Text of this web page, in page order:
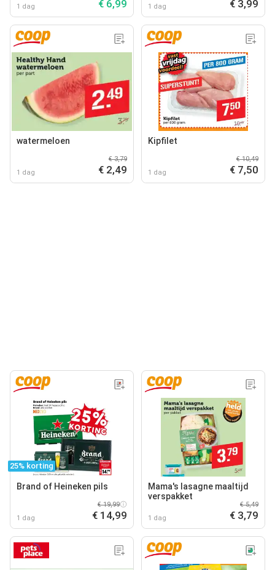
1 dag € 6,99 1 dag € 3,99
watermeloen
1 dag
€ 3,79
€ 2,49
Kipfilet
1 dag
€ 10,49
€ 7,50
25% korting
Brand of Heineken pils
1 dag
€ 19,99
€ 14,99
Mama's lasagne maaltijd
verspakket
1 dag
€ 5,49
€ 3,79